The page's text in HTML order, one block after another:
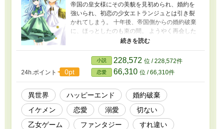
帝国の皇女様にその美貌を見初められ、婚約を
強いられ、初恋の少女エトランジュとは引き裂
かれてしまう。 十年後、帝国側からの婚約破棄
に、ほっとしたのも束の間。 ようやく再会した
エトランジュと結ばれるチャンスは、再会から
わずか数日。 手が届かない世界に旅立ってしま
う直前のエトランジュ、そうとは知らないガゼ
ルは―― ＊＊――＊――＊＊ 『悪役令嬢と十
三霊の神々』シリーズの次世代編です。平和な
世界で繰り広げられる乙女ゲーム。 世の中に
絶えて桜の なかりせば 春の心は のどけから
まし 世界は平和でも、人の心まで平和だとは限
らないようです。
24h.ポイント 0pt
小説 228,572 位 / 228,572件
恋愛 66,310 位 / 66,310件
異世界 ハッピーエンド
婚約破棄
イケメン
恋愛 溺愛
切ない
乙女ゲーム
ファンタジー すれ違い